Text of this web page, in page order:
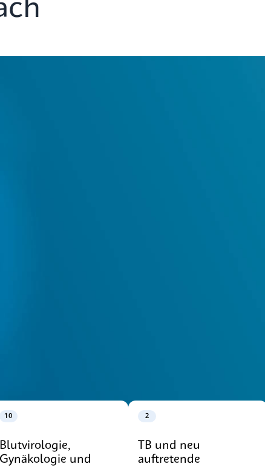
10
Blutvirologie,
Gynäkologie und
2
TB und neu
auftretende